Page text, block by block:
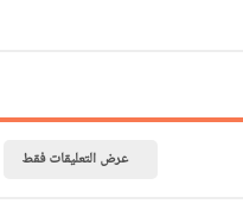
عرض التعليقات فقط